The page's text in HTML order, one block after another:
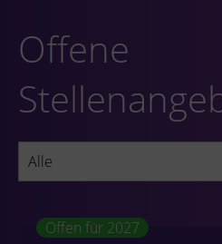
Offene
Offen für 2027